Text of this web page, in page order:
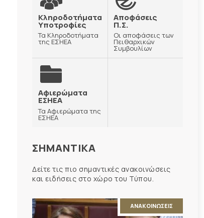
Κληροδοτήματα
Υποτροφίες
Τα Κληροδοτήματα
της ΕΣΗΕΑ
Αποφάσεις
Π.Σ.
Οι αποφάσεις των
Πειθαρχικών
Συμβουλίων
Αφιερώματα
ΕΣΗΕΑ
Τα Αφιερώματα της
ΕΣΗΕΑ
ΣΗΜΑΝΤΙΚΑ
Δείτε τις πιο σημαντικές ανακοινώσεις
και ειδήσεις στο χώρο του Τύπου.
ΑΝΑΚΟΙΝΩΣΕΙΣ